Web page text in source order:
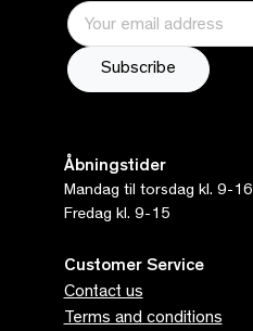
Åbningstider
Mandag til torsdag kl. 9-16
Fredag kl. 9-15
Customer Service
Contact us
Terms and conditions